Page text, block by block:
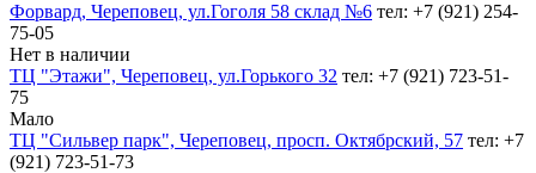
Форвард, Череповец, ул.Гоголя 58 склад №6 тел: +7 (921) 254-
75-05
Нет в наличии
ТЦ "Этажи", Череповец, ул.Горького 32 тел: +7 (921) 723-51-
75
Мало
ТЦ "Сильвер парк", Череповец, просп. Октябрский, 57 тел: +7
(921) 723-51-73